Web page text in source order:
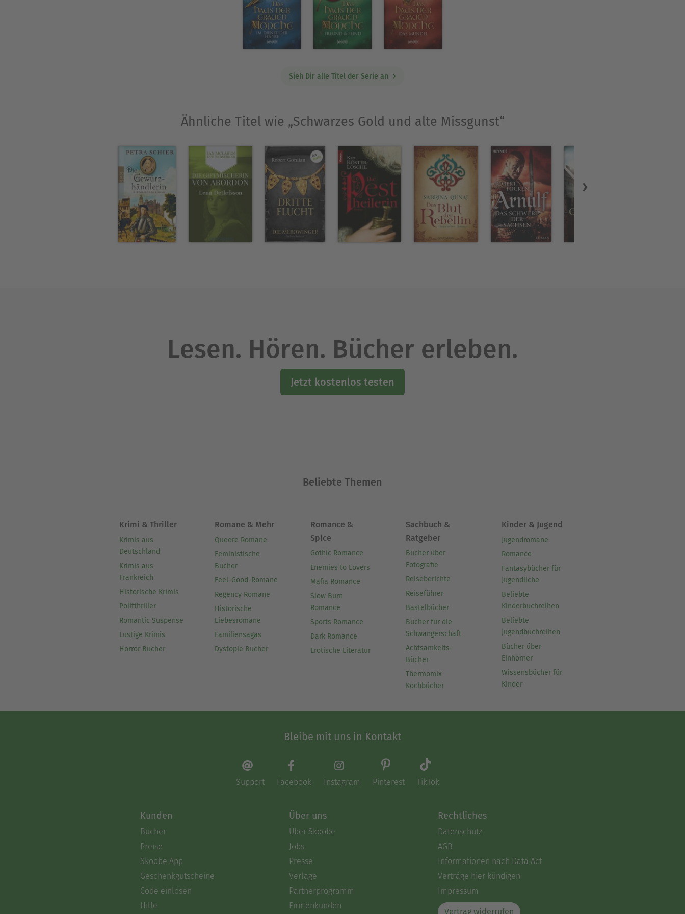
Sieh Dir alle Titel der Serie an
Ähnliche Titel wie „Schwarzes Gold und alte Missgunst“
Lesen. Hören. Bücher erleben.
Jetzt kostenlos testen
Beliebte Themen
Krimi & Thriller
Krimis aus
Deutschland
Krimis aus
Frankreich
Historische Krimis
Politthriller
Romantic Suspense
Lustige Krimis
Horror Bücher
Romane & Mehr
Queere Romane
Feministische
Bücher
Feel-Good-Romane
Regency Romane
Historische
Liebesromane
Familiensagas
Dystopie Bücher
Romance &
Spice
Gothic Romance
Enemies to Lovers
Mafia Romance
Slow Burn
Romance
Sports Romance
Dark Romance
Erotische Literatur
Sachbuch &
Ratgeber
Bücher über
Fotografie
Reiseberichte
Reiseführer
Bastelbücher
Bücher für die
Schwangerschaft
Achtsamkeits-
Bücher
Thermomix
Kochbücher
Kinder & Jugend
Jugendromane
Romance
Fantasybücher für
Jugendliche
Beliebte
Kinderbuchreihen
Beliebte
Jugendbuchreihen
Bücher über
Einhörner
Wissensbücher für
Kinder
Bleibe mit uns in Kontakt
Support Facebook Instagram Pinterest TikTok
Kunden
Bücher
Preise
Skoobe App
Geschenkgutscheine
Code einlösen
Hilfe
Über uns
Über Skoobe
Jobs
Presse
Verlage
Partnerprogramm
Firmenkunden
Rechtliches
Datenschutz
AGB
Informationen nach Data Act
Verträge hier kündigen
Impressum
Vertrag widerrufen